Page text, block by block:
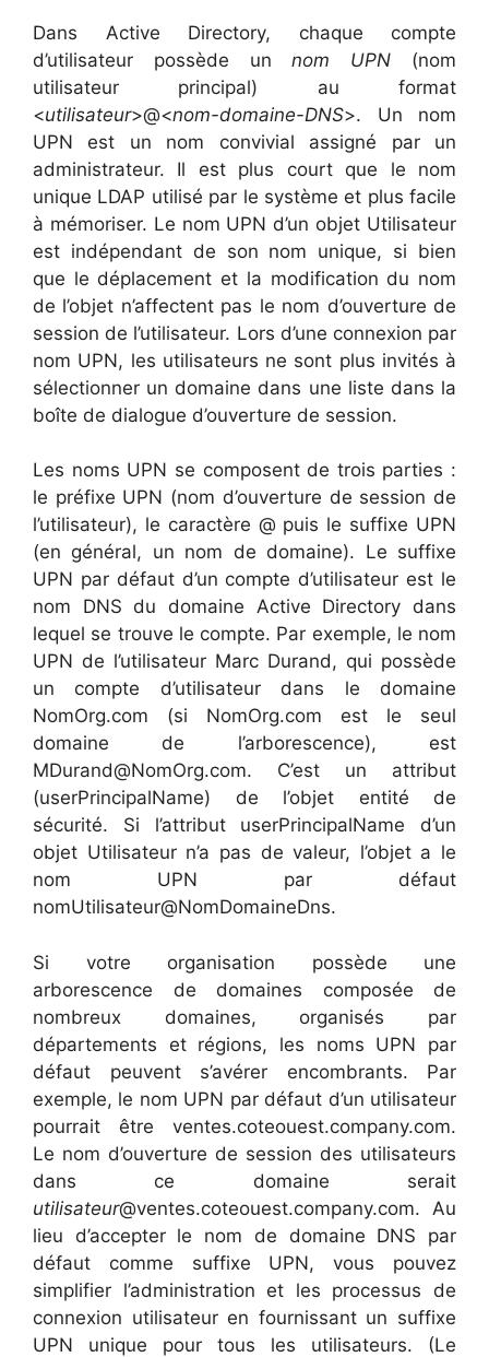
Dans Active Directory, chaque compte
d’utilisateur possède unnom UPN (nom
utilisateur principal) au format
<utilisateur>@<nom-domaine-DNS>. Un nom
UPN est un nom convivial assigné par un
administrateur. Il est plus court que le nom
unique LDAP utilisé par le système et plus facile
à mémoriser. Le nom UPN d’un objet Utilisateur
est indépendant de son nom unique, si bien
que le déplacement et la modification du nom
de l’objet n’affectent pas le nom d’ouverture de
session de l’utilisateur. Lors d’une connexion par
nom UPN, les utilisateurs ne sont plus invités à
sélectionner un domaine dans une liste dans la
boîte de dialogue d’ouverture de session.
Les noms UPN se composent de trois parties :
le préfixe UPN (nom d’ouverture de session de
l’utilisateur), le caractère @ puis le suffixe UPN
(en général, un nom de domaine). Le suffixe
UPN par défaut d’un compte d’utilisateur est le
nom DNS du domaine Active Directory dans
lequel se trouve le compte. Par exemple, le nom
UPN de l’utilisateur Marc Durand, qui possède
un compte d’utilisateur dans le domaine
NomOrg.com (si NomOrg.com est le seul
domaine de l’arborescence), est
MDurand@NomOrg.com. C’est un attribut
(userPrincipalName) de l’objet entité de
sécurité. Si l’attribut userPrincipalName d’un
objet Utilisateur n’a pas de valeur, l’objet a le
nom UPN par défaut
nomUtilisateur@NomDomaineDns.
Si votre organisation possède une
arborescence de domaines composée de
nombreux domaines, organisés par
départements et régions, les noms UPN par
défaut peuvent s’avérer encombrants. Par
exemple, le nom UPN par défaut d’un utilisateur
pourrait être ventes.coteouest.company.com.
Le nom d’ouverture de session des utilisateurs
dans ce domaine serait
utilisateur@ventes.coteouest.company.com. Au
lieu d’accepter le nom de domaine DNS par
défaut comme suffixe UPN, vous pouvez
simplifier l’administration et les processus de
connexion utilisateur en fournissant un suffixe
UPN unique pour tous les utilisateurs. (Le